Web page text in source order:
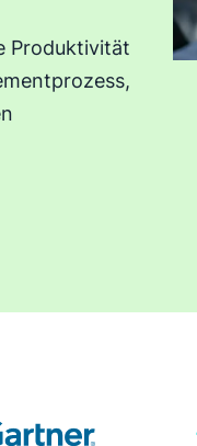
Produktivität